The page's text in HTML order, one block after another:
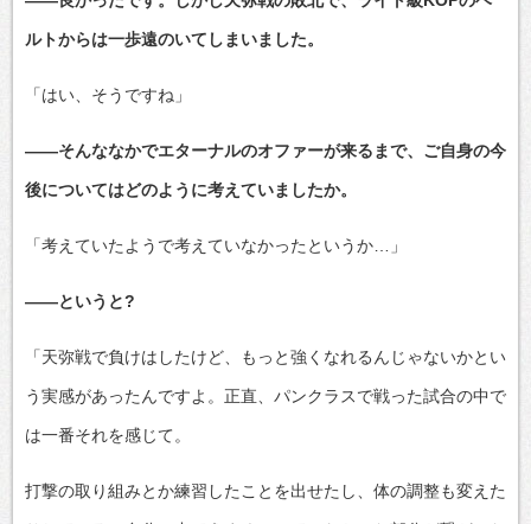
ルトからは一歩遠のいてしまいました。
「はい、そうですね」
――そんななかでエターナルのオファーが来るまで、ご自身の今
後についてはどのように考えていましたか。
「考えていたようで考えていなかったというか…」
――というと?
「天弥戦で負けはしたけど、もっと強くなれるんじゃないかとい
う実感があったんですよ。正直、パンクラスで戦った試合の中で
は一番それを感じて。
打撃の取り組みとか練習したことを出せたし、体の調整も変えた